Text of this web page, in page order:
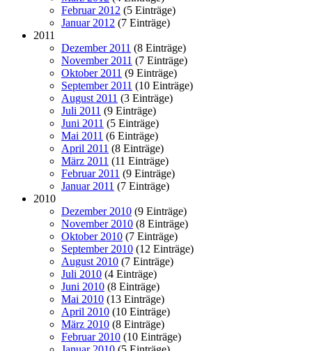
Februar 2012 (5 Einträge)
Januar 2012 (7 Einträge)
2011
Dezember 2011 (8 Einträge)
November 2011 (7 Einträge)
Oktober 2011 (9 Einträge)
September 2011 (10 Einträge)
August 2011 (3 Einträge)
Juli 2011 (9 Einträge)
Juni 2011 (5 Einträge)
Mai 2011 (6 Einträge)
April 2011 (8 Einträge)
März 2011 (11 Einträge)
Februar 2011 (9 Einträge)
Januar 2011 (7 Einträge)
2010
Dezember 2010 (9 Einträge)
November 2010 (8 Einträge)
Oktober 2010 (7 Einträge)
September 2010 (12 Einträge)
August 2010 (7 Einträge)
Juli 2010 (4 Einträge)
Juni 2010 (8 Einträge)
Mai 2010 (13 Einträge)
April 2010 (10 Einträge)
März 2010 (8 Einträge)
Februar 2010 (10 Einträge)